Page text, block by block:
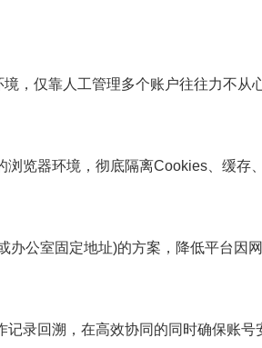
仅靠人工管理多个账户往往力不从
器环境，彻底隔离Cookies、缓存
室固定地址)的方案，降低平台因
记录回溯，在高效协同的同时确保账